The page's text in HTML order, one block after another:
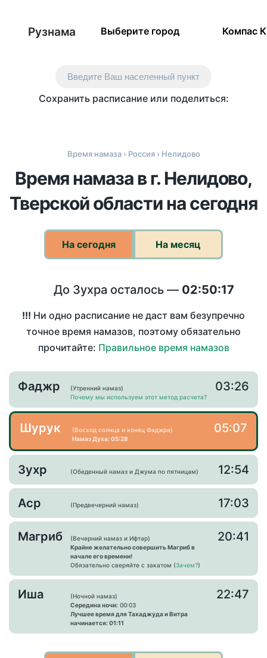
Рузнама Выберите город Компас
Введите Ваш населенный пункт
Сохранить расписание или поделиться:
Время намаза› Россия› Нелидово
Время намаза в г. Нелидово,
Тверской области на сегодня
На сегодня На месяц
До Зухра осталось — 02:50:17
!!! Ни одно расписание не даст вам безупречно
точное время намазов, поэтому обязательно
прочитайте: Правильное время намазов
Фаджр
(Утренний намаз)
Почему мы используем этот метод расчета?
03:26
Шурук
(Восход солнца и конец Фаджра)
Намаз Духа: 05:28
05:07
Зухр (Обеденный намаз и Джума по пятницам) 12:54
Аср (Предвечерний намаз) 17:03
Магриб
(Вечерний намаз и Ифтар)
Крайне желательно совершить Магриб в
начале его времени!
Обязательно сверяйте с закатом (Зачем?)
20:41
Иша
(Ночной намаз)
Середина ночи: 00:03
Лучшее время для Тахаджуда и Витра
начинается: 01:11
22:47